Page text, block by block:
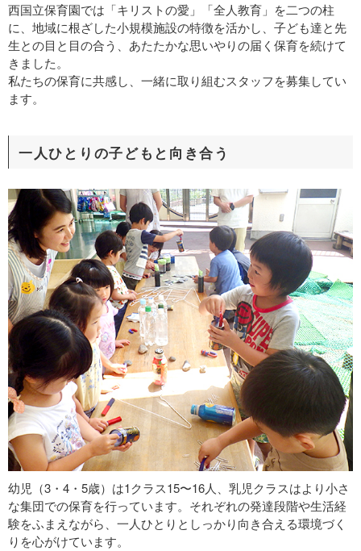
西国立保育園では「キリストの愛」「全人教育」を二つの柱
に、地域に根ざした小規模施設の特徴を活かし、子ども達と先
生との目と目の合う、あたたかな思いやりの届く保育を続けて
きました。
私たちの保育に共感し、一緒に取り組むスタッフを募集してい
ます。
一人ひとりの子どもと向き合う
幼児（3・4・5歳）は1クラス15〜16人、乳児クラスはより小さ
な集団での保育を行っています。それぞれの発達段階や生活経
験をふまえながら、一人ひとりとしっかり向き合える環境づく
りを心がけています。